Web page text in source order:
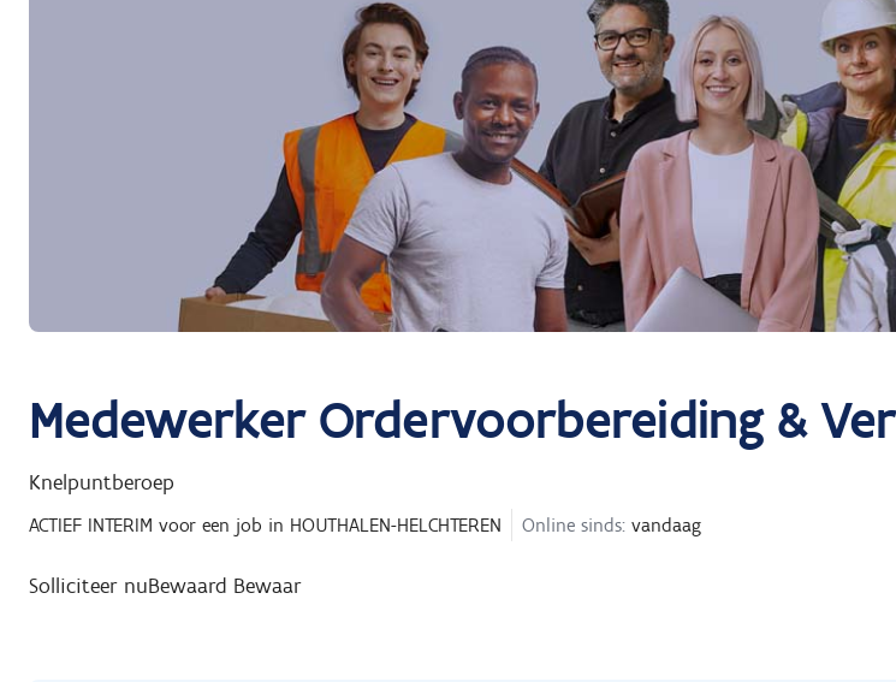
Medewerker Ordervoorbereiding &
Knelpuntberoep
ACTIEF INTERIM voor een job in HOUTHALEN-HELCHTEREN Online sinds: vandaag
Solliciteer nuBewaard Bewaar